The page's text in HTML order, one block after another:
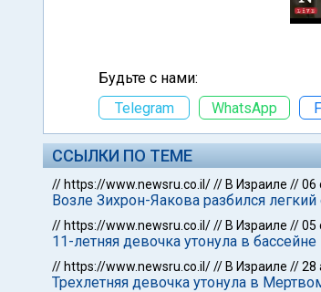
Будьте с нами:
Telegram
WhatsApp
ССЫЛКИ ПО ТЕМЕ
// https://www.newsru.co.il/// В Израиле //06
Возле Зихрон-Яакова разбился
// https://www.newsru.co.il/// В Израиле //05
11-летняя девочка утонула в
// https://www.newsru.co.il/// В Израиле //28
Трехлетняя девочка утонула в